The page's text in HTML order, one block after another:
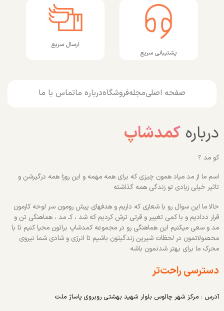
پشتیبانی سریع
ارسال سریع
صفحه اصلیمجلهفروشگاهدرباره ماتماس با ما
درباره کمدشاپ
کو مد ؟
اسم ما از مد میاد همون چیزی که برای همه مهمه و این روزا همه درگیرشن و
تاثیر خیلی زیادی تو زندگی همه گذاشته
حالا ما این سوال رو با شعاری که داریم و هدفهای پیش رومون سر لوحه کارمون
قرار ددادیم و با کمی تغییر و قرتی ترش کردیم که شد ، کـ مد ، هماهنگی تن و
مد و سعی میکنیم این هماهنگی رو در مجموعه کمدشاپ براتون محیا کنیم تا با
محصولاتمون در لحظات شیرین زندگیتون باشیم تا انرژی و شادی شما نیروی
محرک ما برای بهتر شدنمون باشه
دسترسی راحت‌تر
آدرس : مرکز شهر چالوس بلوار شهید بهشتی روبروی پاساژ ملت